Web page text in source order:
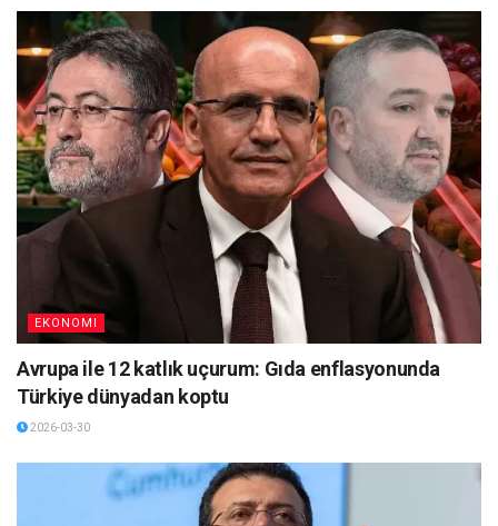
EKONOMI
Avrupa ile 12 katlık uçurum: Gıda enflasyonunda
Türkiye dünyadan koptu
2026-03-30